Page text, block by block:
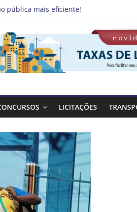
pública mais eficiente!
cronograma dos editais da PNAB
contra a Febre Amarela na região da
LICITAÇÕES